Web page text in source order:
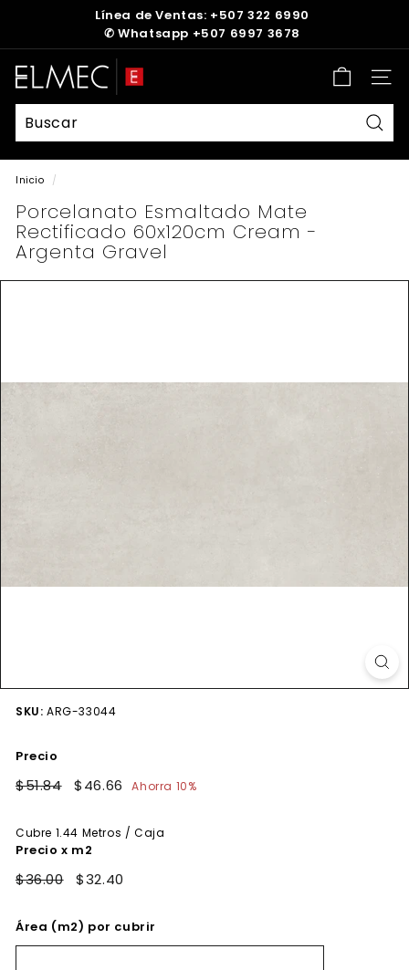
diapositivas
pausa
Línea de Ventas: +507 322 6990
✆ Whatsapp +507 6997 3678
E
L
M
E
C
Inicio /
Porcelanato Esmaltado Mate
Rectificado 60x120cm Cream -
Argenta Gravel
SKU: ARG-33044
Precio
Precio
$51.84$51.84
Precio
$46.66 $46.66
Ahorra 10%
Cubre 1.44 Metros / Caja
Precio x m2
$36.00 $32.40
Área (m2) por cubrir